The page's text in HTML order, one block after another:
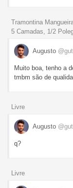
Tramontina
5 Camadas, 1/2
Augusto
Muito boa, tenho a
tmbm são de
Livre
Augusto
q?
Livre